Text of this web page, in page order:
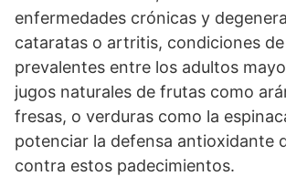
enfermedades crónicas y
cataratas o artritis, condiciones de
prevalentes entre los adultos
jugos naturales de frutas como
fresas, o verduras como la
potenciar la defensa antioxidante
contra estos padecimientos.